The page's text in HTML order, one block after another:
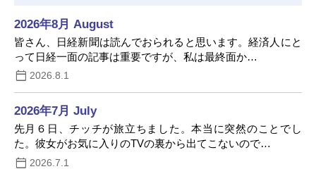
2026年8月 August
皆さん、日経新聞は読んでおられると思います。経済人にと
って日経一面の記事は重要ですが、私は最終面か…
2026.8.1
2026年7月 July
先月６日、チッチが旅立ちました。本当に突然のことでし
た。彼女がお気に入りのTVの裏から出てこないので…
2026.7.1